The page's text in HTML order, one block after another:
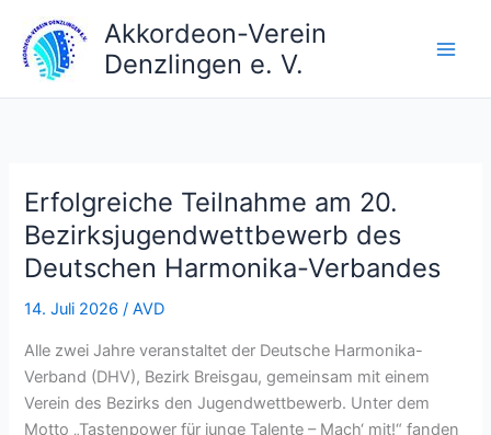
Inhalt
springen
Akkordeon-Verein
Denzlingen e. V.
Erfolgreiche Teilnahme am 20.
Bezirksjugendwettbewerb des
Deutschen Harmonika-Verbandes
14. Juli 2026/AVD
Alle zwei Jahre veranstaltet der Deutsche Harmonika-
Verband (DHV), Bezirk Breisgau, gemeinsam mit einem
Verein des Bezirks den Jugendwettbewerb. Unter dem
Motto „Tastenpower für junge Talente – Mach‘ mit!“ fanden